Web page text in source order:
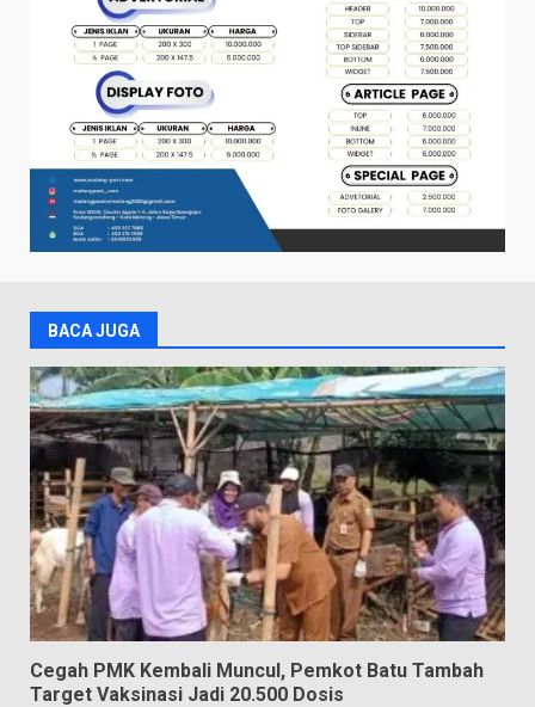
BACA JUGA
Cegah PMK Kembali Muncul, Pemkot Batu Tambah
Target Vaksinasi Jadi 20.500 Dosis